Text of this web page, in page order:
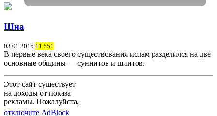
Шиа
03.01.2015 11 551
В первые века своего существования ислам разделился на две
основные общины — суннитов и шиитов.
Этот сайт существует
на доходы от показа
рекламы. Пожалуйста,
отключите AdBlock